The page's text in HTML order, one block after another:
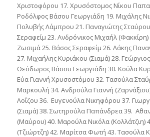
Χριστοφόρου 17. Χρυσόστομος Νίκου
Ροδόλφος Βάσου Γεωργιάδη 19. Μιχάλης
Πολυβής Λάμπρου 21. Παναγιώτης
Σεραφείμ 23. Ανδρόνικος Μιχαήλ (Φακκίρη)
Ζωσιμά 25. Βάσος Σεραφείμ 26. Λάκης
27. Μιχαήλης Κυριάκου (Σιαμά) 28.
Θεόδωρος Βάσου Γεωργιάδη 30. Κούλα
Εύα Γιαννή Χρυσοστόμου 32. Τασούλα
Μαρκουλή 34. Ανδρούλα Γιαννή
Λοΐζου 36. Ευγενούλα Νικηφόρου 37.
(Σιαμά) 38. Σωτηρούλα Παπάνδρεα 39.
(Μαύρου) 40. Μαρούλα Νικόλα (Κολλάτζιη)
(Τζιώρτζη) 42. Μαρίτσα Φωτή 43. Τασούλα